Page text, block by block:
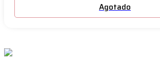
Agotado